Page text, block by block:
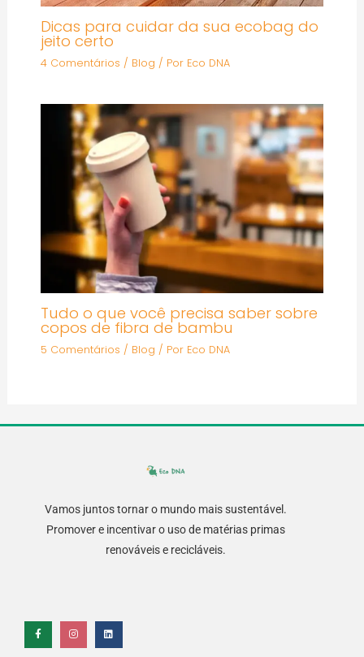
Dicas para cuidar da sua ecobag do
jeito certo
4 Comentários / Blog / Por Eco DNA
Tudo o que você precisa saber sobre
copos de fibra de bambu
5 Comentários / Blog / Por Eco DNA
Vamos juntos tornar o mundo mais sustentável.
Promover e incentivar o uso de matérias primas
renováveis e recicláveis.
c
e
b
o
s
t
a
g
n
k
e
d